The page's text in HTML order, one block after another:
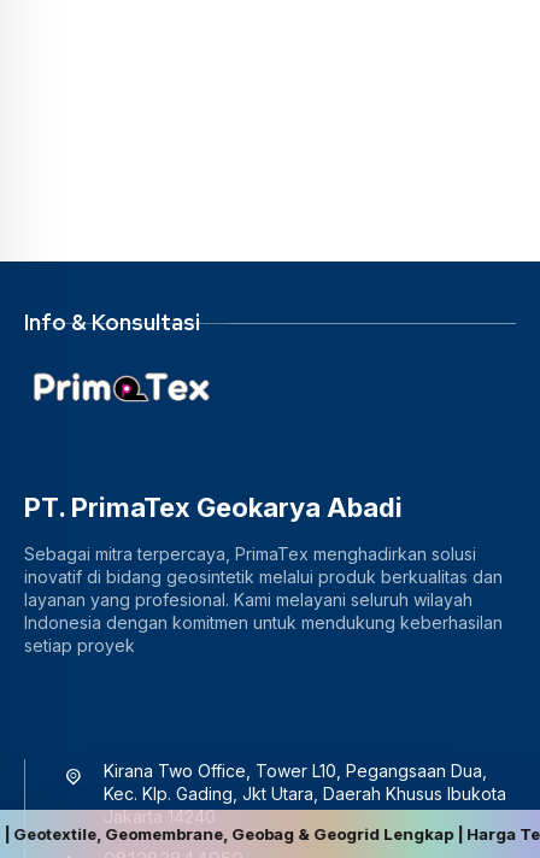
Info & Konsultasi
PT. PrimaTex Geokarya Abadi
Sebagai mitra terpercaya, PrimaTex menghadirkan solusi
inovatif di bidang geosintetik melalui produk berkualitas dan
layanan yang profesional. Kami melayani seluruh wilayah
Indonesia dengan komitmen untuk mendukung keberhasilan
setiap proyek
Kirana Two Office, Tower L10, Pegangsaan Dua,
Kec. Klp. Gading, Jkt Utara, Daerah Khusus Ibukota
Jakarta 14240
Geobag & Geogrid Lengkap | Harga Terbaik,